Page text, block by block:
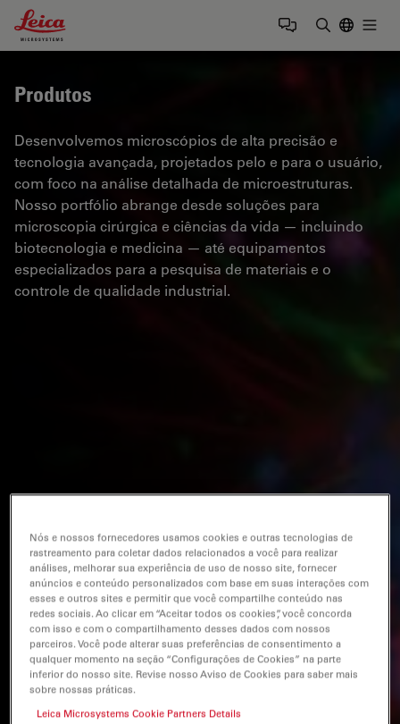
Leica Microsystems Logo
Produtos
Desenvolvemos microscópios de alta precisão e
tecnologia avançada, projetados pelo e para o usuário,
com foco na análise detalhada de microestruturas.
Nosso portfólio abrange desde soluções para
microscopia cirúrgica e ciências da vida — incluindo
biotecnologia e medicina — até equipamentos
especializados para a pesquisa de materiais e o
controle de qualidade industrial.
Nós e nossos fornecedores usamos cookies e outras tecnologias de
rastreamento para coletar dados relacionados a você para realizar
análises, melhorar sua experiência de uso de nosso site, fornecer
anúncios e conteúdo personalizados com base em suas interações com
esses e outros sites e permitir que você compartilhe conteúdo nas
redes sociais. Ao clicar em “Aceitar todos os cookies”, você concorda
com isso e com o compartilhamento desses dados com nossos
parceiros. Você pode alterar suas preferências de consentimento a
qualquer momento na seção “Configurações de Cookies” na parte
inferior do nosso site. Revise nosso Aviso de Cookies para saber mais
sobre nossas práticas.
Leica Microsystems Cookie Partners Details